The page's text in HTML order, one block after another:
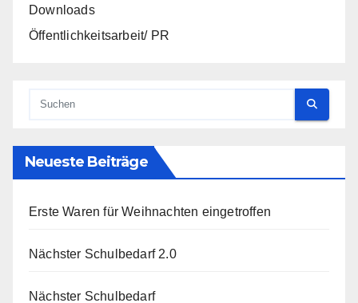
Downloads
Öffentlichkeitsarbeit/ PR
Neueste Beiträge
Erste Waren für Weihnachten eingetroffen
Nächster Schulbedarf 2.0
Nächster Schulbedarf